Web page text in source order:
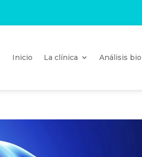
Inicio La clínica Análisis